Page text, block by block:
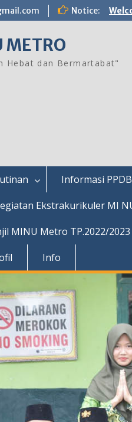
Notice:
METRO
Hebat dan Bermartabat"
Informasi PPDB
Ekstrakurikuler MI
MINU Metro TP.2022/2023
Info